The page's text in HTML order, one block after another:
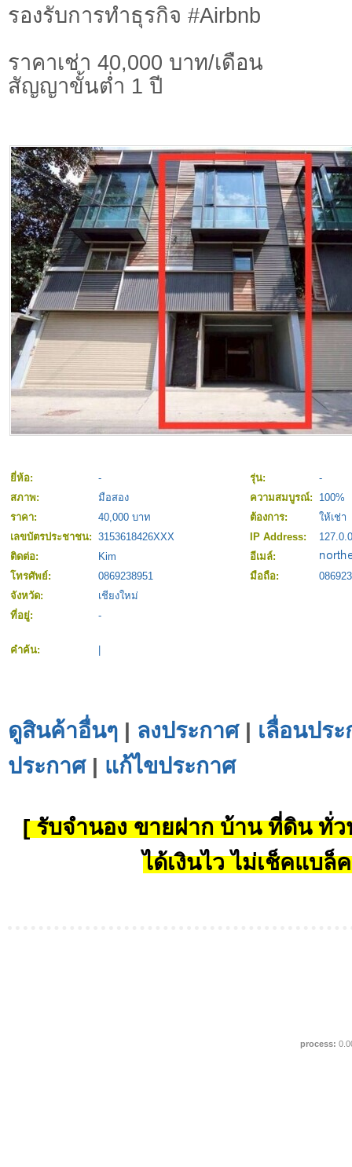
รองรับการทำธุรกิจ #Airbnb
ราคาเช่า 40,000 บาท/เดือน
สัญญาขั้นต่ำ 1 ปี
ยี่ห้อ: - รุ่น:
-
สภาพ:
มือสอง ความสมบูรณ์:
100%
ราคา:
40,000 บาท ต้องการ:
ให้เช่า
เลขบัตรประชาชน: 3153618426XXX IP Address:
ติดต่อ:
Kim
อีเมล์:
โทรศัพย์:
0869238951 มือถือ:
จังหวัด:
เชียงใหม่
ที่อยู่:
-
คำค้น:
ดูสินค้าอื่นๆ | ลงประกาศ| เลื่อนปร
ประกาศ| แก้ไขประกาศ
[ รับจำนอง ขายฝาก บ้าน ที่ดิน ทั่ว
ได้เงินไว ไม่เช็คแบล็
process: